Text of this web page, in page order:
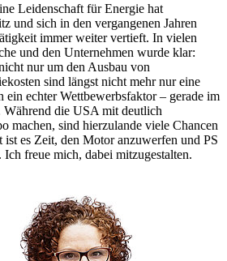
Leidenschaft für Energie hat
und sich in den vergangenen Jahren
immer weiter vertieft. In vielen
und den Unternehmen wurde klar:
nur um den Ausbau von
sind längst nicht mehr nur eine
ein echter Wettbewerbsfaktor – gerade im
Während die USA mit deutlich
machen, sind hierzulande viele Chancen
ist es Zeit, den Motor anzuwerfen und PS
freue mich, dabei mitzugestalten.